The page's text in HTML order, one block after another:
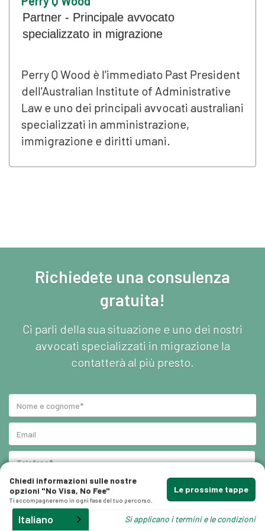
Partner - Principale avvocato
specializzato in migrazione
Perry Q Wood è l'immediato Past President
dell'Australian Institute of Administrative
Law e uno dei principali avvocati australiani
specializzati in amministrazione,
immigrazione e diritti umani.
Richiedete una consulenza
gratuita!
Ci parli della sua situazione e uno dei nostri
avvocati specializzati in migrazione la
contatterà al più presto.
Chiedi informazioni sulle nostre
opzioni "No Visa, No Fee"
Ti accompagneremo in ogni fase del tuo percorso.
Le prossime tappe
Si applicano i termini e le condizioni
Italiano